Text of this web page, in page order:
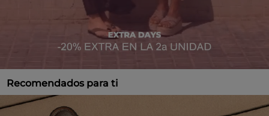
Recomendados para ti